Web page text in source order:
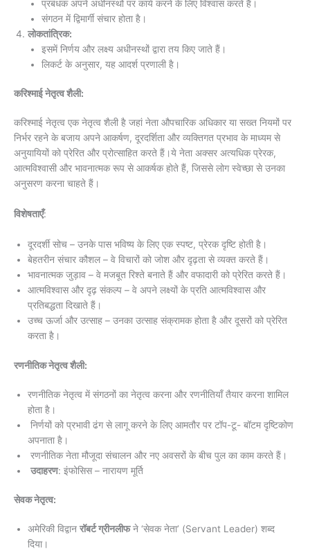
प्रबंधक अपने अधीनस्थों पर कार्य करने के लिए विश्वास करते हैं।
संगठन में द्विमार्गी संचार होता है।
लोकतांत्रिक:
इसमें निर्णय और लक्ष्य अधीनस्थों द्वारा तय किए जाते हैं।
लिकर्ट के अनुसार, यह आदर्श प्रणाली है।
करिश्माई नेतृत्व शैली:
करिश्माई नेतृत्व एक नेतृत्व शैली है जहां नेता औपचारिक अधिकार या सख्त नियमों पर
निर्भर रहने के बजाय अपने आकर्षण, दूरदर्शिता और व्यक्तिगत प्रभाव के माध्यम से
अनुयायियों को प्रेरित और प्रोत्साहित करते हैं।ये नेता अक्सर अत्यधिक प्रेरक,
आत्मविश्वासी और भावनात्मक रूप से आकर्षक होते हैं, जिससे लोग स्वेच्छा से उनका
अनुसरण करना चाहते हैं।
विशेषताएँ:
दूरदर्शी सोच – उनके पास भविष्य के लिए एक स्पष्ट, प्रेरक दृष्टि होती है।
बेहतरीन संचार कौशल – वे विचारों को जोश और दृढ़ता से व्यक्त करते हैं।
भावनात्मक जुड़ाव – वे मजबूत रिश्ते बनाते हैं और वफादारी को प्रेरित करते हैं।
आत्मविश्वास और दृढ़ संकल्प – वे अपने लक्ष्यों के प्रति आत्मविश्वास और
प्रतिबद्धता दिखाते हैं।
उच्च ऊर्जा और उत्साह – उनका उत्साह संक्रामक होता है और दूसरों को प्रेरित
करता है।
रणनीतिक नेतृत्व शैली:
रणनीतिक नेतृत्व में संगठनों का नेतृत्व करना और रणनीतियाँ तैयार करना शामिल
होता है।
निर्णयों को प्रभावी ढंग से लागू करने के लिए आमतौर पर टॉप-टू- बॉटम दृष्टिकोण
अपनाता है।
रणनीतिक नेता मौजूदा संचालन और नए अवसरों के बीच पुल का काम करते हैं।
उदाहरण: इंफोसिस – नारायण मूर्ति
सेवक नेतृत्व:
अमेरिकी विद्वान रॉबर्ट ग्रीनलीफने ‘सेवक नेता’ (Servant Leader) शब्द
दिया।